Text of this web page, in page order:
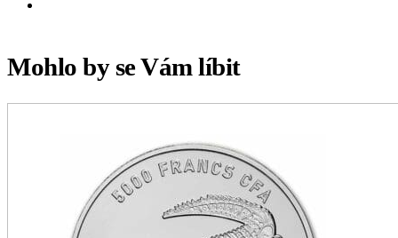
Mohlo by se Vám líbit